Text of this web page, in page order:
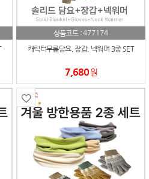
상품코드 :477174
캐릭터무릎담요, 장갑, 넥워머 3종 SET
7,680원